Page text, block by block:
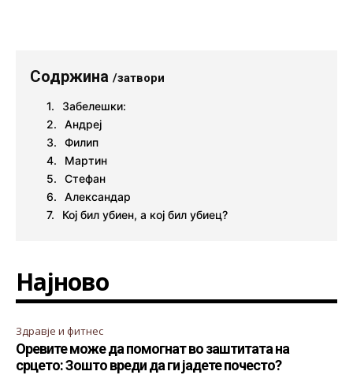
Содржина /затвори
Забелешки:
Андреј
Филип
Мартин
Стефан
Александар
Кој бил убиен, а кој бил убиец?
Најново
Здравје и фитнес
Оревите може да помогнат во заштитата на
срцето: Зошто вреди да ги јадете почесто?